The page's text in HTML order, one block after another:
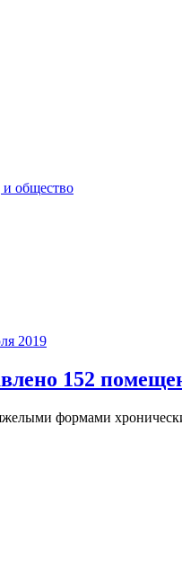
и общество
2019
152
формами